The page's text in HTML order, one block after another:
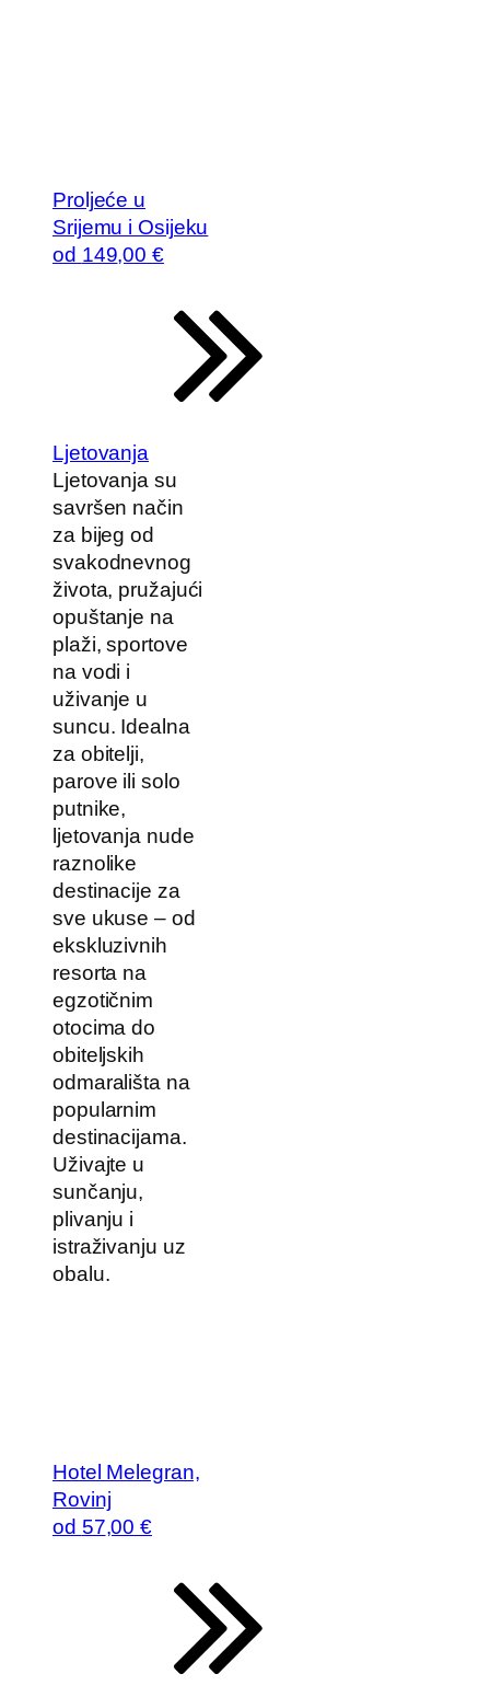
Proljeće u
Srijemu i Osijeku
od 149,00 €
Ljetovanja
Ljetovanja su
savršen način
za bijeg od
svakodnevnog
života, pružajući
opuštanje na
plaži, sportove
na vodi i
uživanje u
suncu. Idealna
za obitelji,
parove ili solo
putnike,
ljetovanja nude
raznolike
destinacije za
sve ukuse – od
ekskluzivnih
resorta na
egzotičnim
otocima do
obiteljskih
odmarališta na
popularnim
destinacijama.
Uživajte u
sunčanju,
plivanju i
istraživanju uz
obalu.
Hotel Melegran,
Rovinj
od 57,00 €